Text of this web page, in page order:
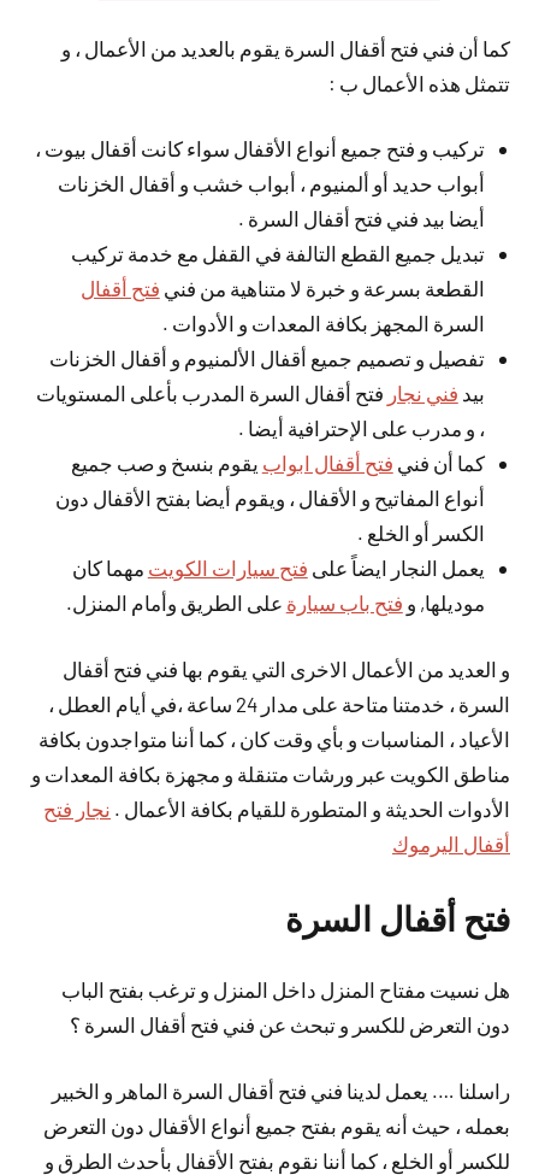
كما أن فني فتح أقفال السرة يقوم بالعديد من الأعمال ، و
تتمثل هذه الأعمال ب :
تركيب و فتح جميع أنواع الأقفال سواء كانت أقفال بيوت ،
أبواب حديد أو ألمنيوم ، أبواب خشب و أقفال الخزنات
أيضا بيد فني فتح أقفال السرة .
تبديل جميع القطع التالفة في القفل مع خدمة تركيب
القطعة بسرعة و خبرة لا متناهية من فني فتح أقفال
السرة المجهز بكافة المعدات و الأدوات .
تفصيل و تصميم جميع أقفال الألمنيوم و أقفال الخزنات
بيد فني نجار فتح أقفال السرة المدرب بأعلى المستويات
، و مدرب على الإحترافية أيضا .
كما أن فني فتح أقفال ابواب يقوم بنسخ و صب جميع
أنواع المفاتيح و الأقفال ، ويقوم أيضا بفتح الأقفال دون
الكسر أو الخلع .
يعمل النجار ايضاً على فتح سيارات الكويت مهما كان
موديلها, و فتح باب سيارة على الطريق وأمام المنزل.
و العديد من الأعمال الاخرى التي يقوم بها فني فتح أقفال
السرة ، خدمتنا متاحة على مدار 24 ساعة ،في أيام العطل ،
الأعياد ، المناسبات و بأي وقت كان ، كما أننا متواجدون بكافة
مناطق الكويت عبر ورشات متنقلة و مجهزة بكافة المعدات و
الأدوات الحديثة و المتطورة للقيام بكافة الأعمال . نجار فتح
أقفال اليرموك
فتح أقفال السرة
هل نسيت مفتاح المنزل داخل المنزل و ترغب بفتح الباب
دون التعرض للكسر و تبحث عن فني فتح أقفال السرة ؟
راسلنا …. يعمل لدينا فني فتح أقفال السرة الماهر و الخبير
بعمله ، حيث أنه يقوم بفتح جميع أنواع الأقفال دون التعرض
للكسر أو الخلع ، كما أننا نقوم بفتح الأقفال بأحدث الطرق و